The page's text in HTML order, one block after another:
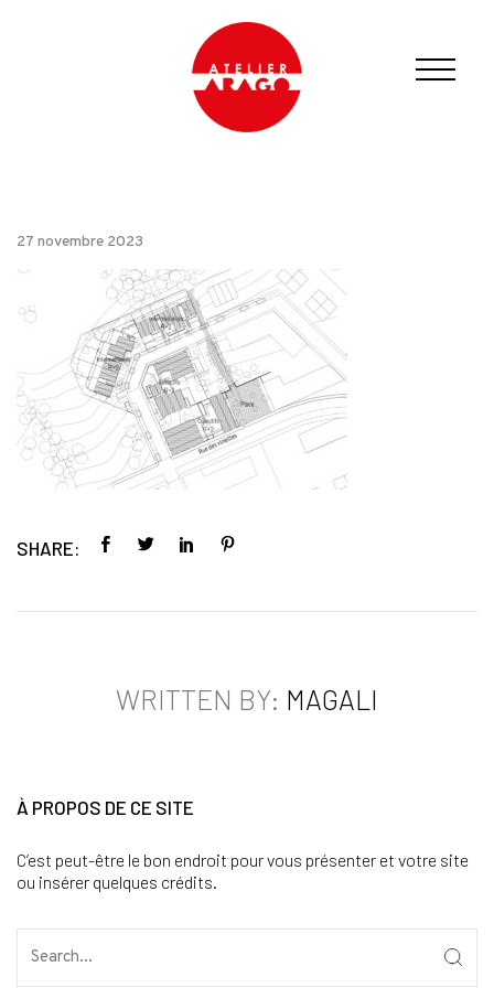
27 novembre 2023
SHARE:
WRITTEN BY: MAGALI
À PROPOS DE CE SITE
C’est peut-être le bon endroit pour vous présenter et votre site
ou insérer quelques crédits.